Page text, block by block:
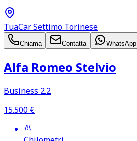
TuaCar Settimo Torinese
Chiama Contatta WhatsApp
Alfa Romeo Stelvio
Business 2.2
15.500 €